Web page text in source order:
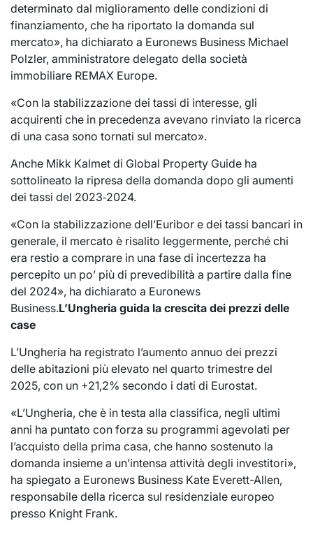
determinato dal miglioramento delle condizioni di
finanziamento, che ha riportato la domanda sul
mercato», ha dichiarato a Euronews Business Michael
Polzler, amministratore delegato della società
immobiliare REMAX Europe.
«Con la stabilizzazione dei tassi di interesse, gli
acquirenti che in precedenza avevano rinviato la ricerca
di una casa sono tornati sul mercato».
Anche Mikk Kalmet di Global Property Guide ha
sottolineato la ripresa della domanda dopo gli aumenti
dei tassi del 2023‑2024.
«Con la stabilizzazione dell’Euribor e dei tassi bancari in
generale, il mercato è risalito leggermente, perché chi
era restio a comprare in una fase di incertezza ha
percepito un po’ più di prevedibilità a partire dalla fine
del 2024», ha dichiarato a Euronews
Business.L’Ungheria guida la crescita dei prezzi delle
case
L’Ungheria ha registrato l’aumento annuo dei prezzi
delle abitazioni più elevato nel quarto trimestre del
2025, con un +21,2% secondo i dati di Eurostat.
«L’Ungheria, che è in testa alla classifica, negli ultimi
anni ha puntato con forza su programmi agevolati per
l’acquisto della prima casa, che hanno sostenuto la
domanda insieme a un’intensa attività degli investitori»,
ha spiegato a Euronews Business Kate Everett-Allen,
responsabile della ricerca sul residenziale europeo
presso Knight Frank.